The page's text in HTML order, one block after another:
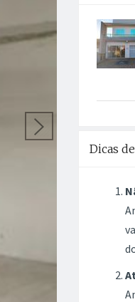
Dicas